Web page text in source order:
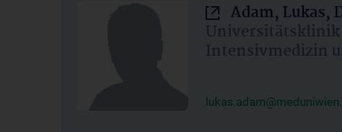
Adam, Lukas,
Intensivmedizin